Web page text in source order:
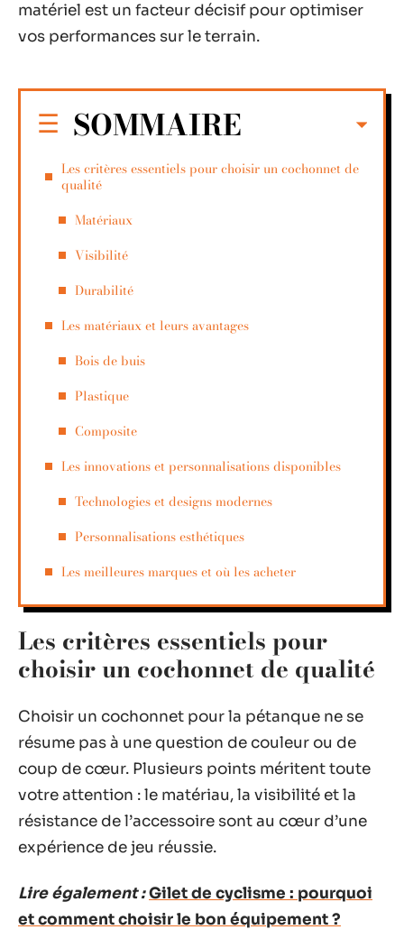
matériel est un facteur décisif pour optimiser
vos performances sur le terrain.
SOMMAIRE
Les critères essentiels pour choisir un cochonnet de
qualité
Matériaux
Visibilité
Durabilité
Les matériaux et leurs avantages
Bois de buis
Plastique
Composite
Les innovations et personnalisations disponibles
Technologies et designs modernes
Personnalisations esthétiques
Les meilleures marques et où les acheter
Les critères essentiels pour
choisir un cochonnet de qualité
Choisir un cochonnet pour la pétanque ne se
résume pas à une question de couleur ou de
coup de cœur. Plusieurs points méritent toute
votre attention : le matériau, la visibilité et la
résistance de l’accessoire sont au cœur d’une
expérience de jeu réussie.
Lire également :Gilet de cyclisme : pourquoi
et comment choisir le bon équipement ?